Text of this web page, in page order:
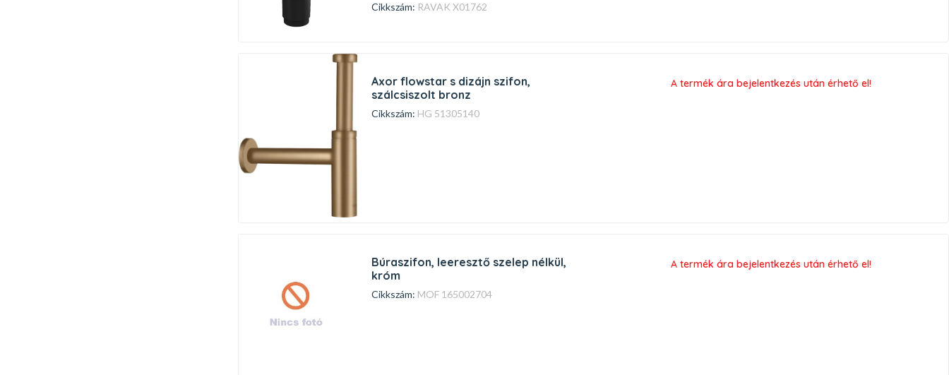
Cikkszám: RAVAK X01762
axor flowstar s dizájn szifon,
szálcsiszolt bronz
Cikkszám: HG 51305140
A termék ára bejelentkezés után érhető el!
búraszifon, leeresztő szelep nélkül,
króm
Cikkszám: MOF 165002704
A termék ára bejelentkezés után érhető el!